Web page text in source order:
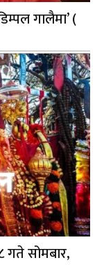
गालैमा’ (
सोमबार,